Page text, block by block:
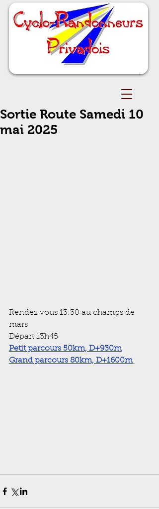
Sortie Route Samedi 10
mai 2025
Rendez vous 13:30 au champs de
mars
Départ 13h45
Petit parcours 50km, D+930m
Grand parcours 80km, D+1600m